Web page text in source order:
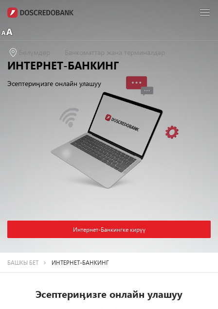
Бөлүмдөр Банкоматтар жана терминалдар
ИНТЕРНЕТ-БАНКИНГ
Эсептериӊизге онлайн улашуу
Интернет-Банкингке кирүү
БАШКЫ БЕТ ИНТЕРНЕТ-БАНКИНГ
Эсептериӊизге онлайн улашуу